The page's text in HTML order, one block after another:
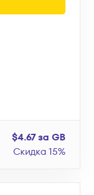
$4.67 за GB
Скидка 15%